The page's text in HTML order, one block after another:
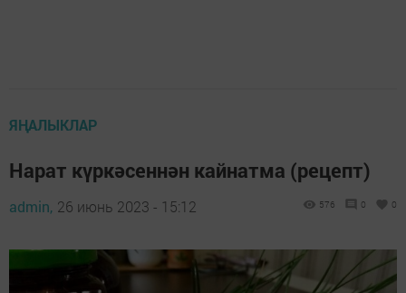
ЯҢАЛЫКЛАР
Нарат күркәсеннән кайнатма (рецепт)
admin, 26 июнь 2023 - 15:12 576 0 0